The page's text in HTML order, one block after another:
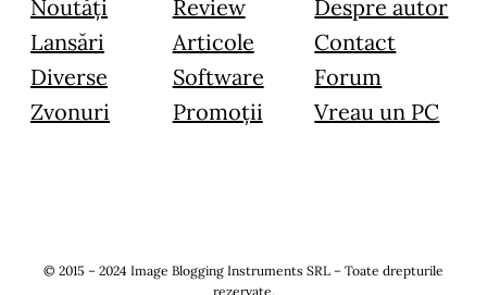
Noutăți
Lansări
Diverse
Zvonuri
Review
Articole
Software
Promoții
Despre autor
Contact
Forum
Vreau un PC
© 2015 – 2024 Image Blogging Instruments SRL – Toate drepturile
rezervate.